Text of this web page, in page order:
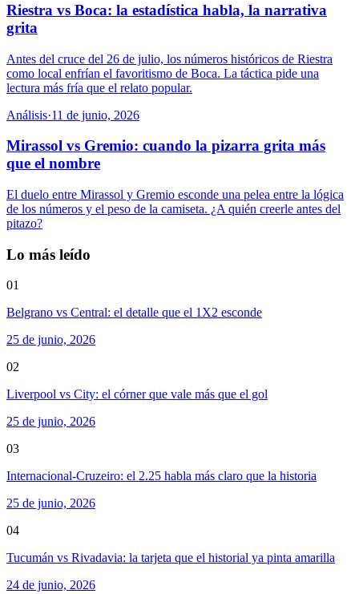
Riestra vs Boca: la estadística habla, la narrativa
grita
Antes del cruce del 26 de julio, los números históricos de Riestra
como local enfrían el favoritismo de Boca. La táctica pide una
lectura más fría que el relato popular.
Análisis·11 de junio, 2026
Mirassol vs Gremio: cuando la pizarra grita más
que el nombre
El duelo entre Mirassol y Gremio esconde una pelea entre la lógica
de los números y el peso de la camiseta. ¿A quién creerle antes del
pitazo?
Lo más leído
01
Belgrano vs Central: el detalle que el 1X2 esconde
25 de junio, 2026
02
Liverpool vs City: el córner que vale más que el gol
25 de junio, 2026
03
Internacional-Cruzeiro: el 2.25 habla más claro que la historia
25 de junio, 2026
04
Tucumán vs Rivadavia: la tarjeta que el historial ya pinta amarilla
24 de junio, 2026